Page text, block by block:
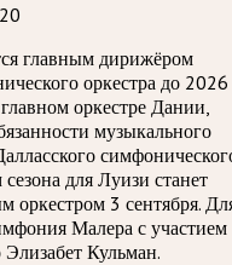
главным дирижёром
оркестра до 2026
оркестре Дании,
музыкального
для Луизи станет
оркестром 3 сентября.
Малера с участием
Кульман.